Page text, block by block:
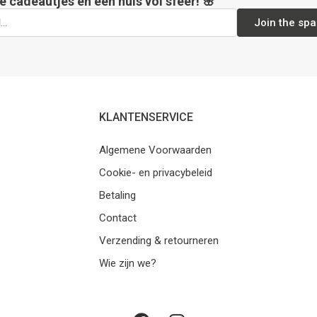
Join the
KLANTENSERVICE
Algemene Voorwaarden
Cookie- en privacybeleid
Betaling
Contact
Verzending & retourneren
Wie zijn we?